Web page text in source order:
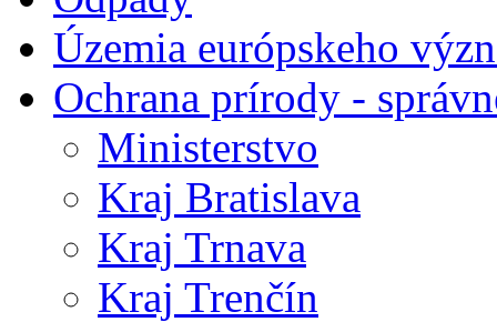
Územia európskeho
Ochrana prírody -
Ministerstvo
Kraj Bratislava
Kraj Trnava
Kraj Trenčín